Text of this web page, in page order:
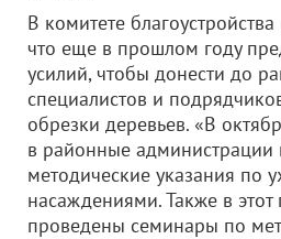
В комитете
что еще в прошлом году
усилий, чтобы донести до
специалистов и
обрезки деревьев. «В
в районные администрации
методические указания по
насаждениями. Также в
проведены семинары по